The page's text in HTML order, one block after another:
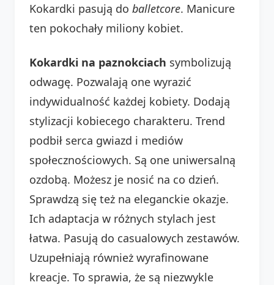
Kokardki pasują do balletcore. Manicure
ten pokochały miliony kobiet.
Kokardki na paznokciach symbolizują
odwagę. Pozwalają one wyrazić
indywidualność każdej kobiety. Dodają
stylizacji kobiecego charakteru. Trend
podbił serca gwiazd i mediów
społecznościowych. Są one uniwersalną
ozdobą. Możesz je nosić na co dzień.
Sprawdzą się też na eleganckie okazje.
Ich adaptacja w różnych stylach jest
łatwa. Pasują do casualowych zestawów.
Uzupełniają również wyrafinowane
kreacje. To sprawia, że są niezwykle